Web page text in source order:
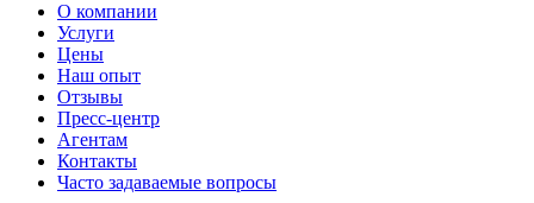
О компании
Услуги
Цены
Наш опыт
Отзывы
Пресс-центр
Агентам
Контакты
Часто задаваемые вопросы